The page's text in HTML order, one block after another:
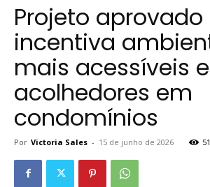
Projeto aprovado
incentiva
mais acessíveis e
acolhedores em
condomínios
Por Victoria Sales - 15 de junho de 2026 51